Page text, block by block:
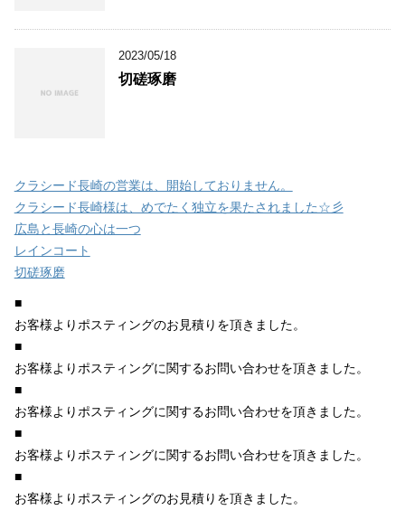
2023/05/18
切磋琢磨
クラシード長崎の営業は、開始しておりません。
クラシード長崎様は、めでたく独立を果たされました☆彡
広島と長崎の心は一つ
レインコート
切磋琢磨
■
お客様よりポスティングのお見積りを頂きました。
■
お客様よりポスティングに関するお問い合わせを頂きました。
■
お客様よりポスティングに関するお問い合わせを頂きました。
■
お客様よりポスティングに関するお問い合わせを頂きました。
■
お客様よりポスティングのお見積りを頂きました。